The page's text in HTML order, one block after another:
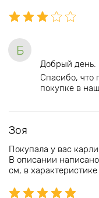
Б
Добрый день.
Спасибо, что
покупке в
Зоя
Покупала у вас
В описании
см, в